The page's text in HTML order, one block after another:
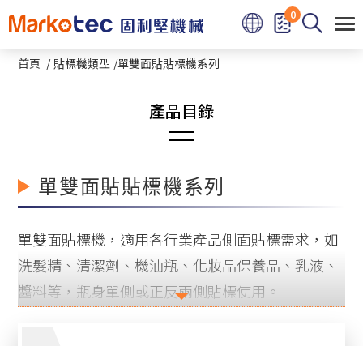
0
首頁 貼標機類型 單雙面貼貼標機系列
圓瓶貼標機系列
熱熔膠圓瓶及方瓶貼標機
立式星盤圓瓶貼標機系列
臥滾式小圓瓶貼標機系列
單雙面貼貼標機系列
單雙面貼標機，適用各行業產品側面貼標需求，如
洗髮精、清潔劑、機油瓶、化妝品保養品、乳液、
醬料等，瓶身單側或正反兩側貼標使用。
Cookie管理面板